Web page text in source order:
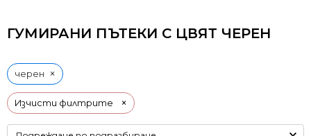
ГУМИРАНИ ПЪТЕКИ С ЦВЯТ ЧЕРЕН
Изчисти филтрите ×
черен ×